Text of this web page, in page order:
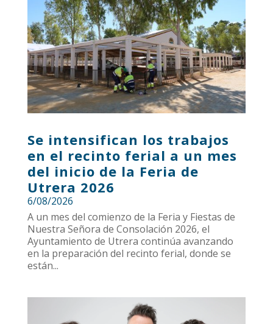
Se intensifican los trabajos
en el recinto ferial a un mes
del inicio de la Feria de
Utrera 2026
6/08/2026
A un mes del comienzo de la Feria y Fiestas de
Nuestra Señora de Consolación 2026, el
Ayuntamiento de Utrera continúa avanzando
en la preparación del recinto ferial, donde se
están...